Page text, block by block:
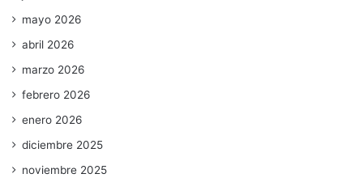
mayo 2026
abril 2026
marzo 2026
febrero 2026
enero 2026
diciembre 2025
noviembre 2025